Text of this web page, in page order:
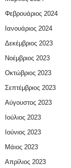
Φεβρουάριος 2024
Ιανουάριος 2024
Δεκέμβριος 2023
Νοέμβριος 2023
Οκτώβριος 2023
Σεπτέμβριος 2023
Αύγουστος 2023
Ιούλιος 2023
Ιούνιος 2023
Μάιος 2023
Απρίλιος 2023